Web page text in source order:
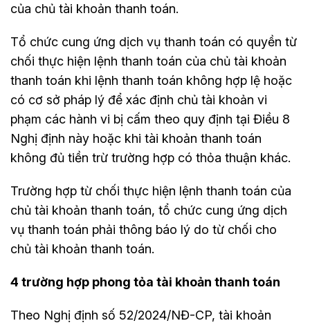
của chủ tài khoản thanh toán.
Tổ chức cung ứng dịch vụ thanh toán có quyền từ
chối thực hiện lệnh thanh toán của chủ tài khoản
thanh toán khi lệnh thanh toán không hợp lệ hoặc
có cơ sở pháp lý để xác định chủ tài khoản vi
phạm các hành vi bị cấm theo quy định tại Điều 8
Nghị định này hoặc khi tài khoản thanh toán
không đủ tiền trừ trường hợp có thỏa thuận khác.
Trường hợp từ chối thực hiện lệnh thanh toán của
chủ tài khoản thanh toán, tổ chức cung ứng dịch
vụ thanh toán phải thông báo lý do từ chối cho
chủ tài khoản thanh toán.
4 trường hợp phong tỏa tài khoản thanh toán
Theo Nghị định số 52/2024/NĐ-CP, tài khoản